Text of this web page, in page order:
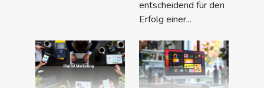
entscheidend für den
Erfolg einer...